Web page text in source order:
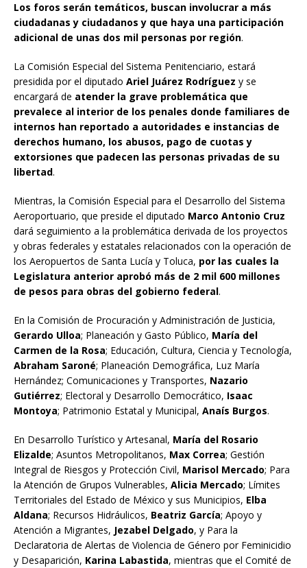
Los foros serán temáticos, buscan involucrar a más
ciudadanas y ciudadanos y que haya una participación
adicional de unas dos mil personas por región.
La Comisión Especial del Sistema Penitenciario, estará
presidida por el diputado Ariel Juárez Rodríguez y se
encargará de atender la grave problemática que
prevalece al interior de los penales donde familiares de
internos han reportado a autoridades e instancias de
derechos humano, los abusos, pago de cuotas y
extorsiones que padecen las personas privadas de su
libertad.
Mientras, la Comisión Especial para el Desarrollo del Sistema
Aeroportuario, que preside el diputado Marco Antonio Cruz
dará seguimiento a la problemática derivada de los proyectos
y obras federales y estatales relacionados con la operación de
los Aeropuertos de Santa Lucía y Toluca, por las cuales la
Legislatura anterior aprobó más de 2 mil 600 millones
de pesos para obras del gobierno federal.
En la Comisión de Procuración y Administración de Justicia,
Gerardo Ulloa; Planeación y Gasto Público, María del
Carmen de la Rosa; Educación, Cultura, Ciencia y Tecnología,
Abraham Saroné; Planeación Demográfica, Luz María
Hernández; Comunicaciones y Transportes, Nazario
Gutiérrez; Electoral y Desarrollo Democrático, Isaac
Montoya; Patrimonio Estatal y Municipal, Anaís Burgos.
En Desarrollo Turístico y Artesanal, María del Rosario
Elizalde; Asuntos Metropolitanos, Max Correa; Gestión
Integral de Riesgos y Protección Civil, Marisol Mercado; Para
la Atención de Grupos Vulnerables, Alicia Mercado; Límites
Territoriales del Estado de México y sus Municipios, Elba
Aldana; Recursos Hidráulicos, Beatriz García; Apoyo y
Atención a Migrantes, Jezabel Delgado, y Para la
Declaratoria de Alertas de Violencia de Género por Feminicidio
y Desaparición, Karina Labastida, mientras que el Comité de